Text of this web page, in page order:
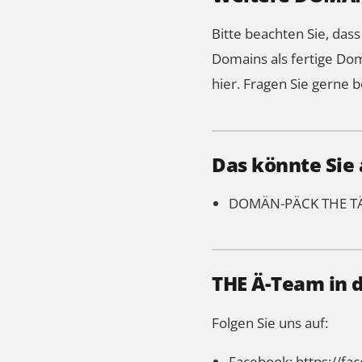
Bitte beachten Sie,
Domains als fertige
hier. Fragen Sie gerne
Das könnte
DOMÄN-PÄCKTHE
THE Ä-Team
Folgen Sie uns auf: